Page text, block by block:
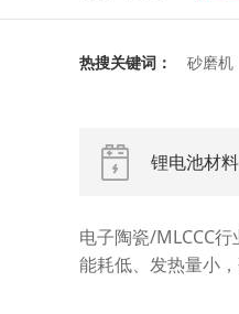
热搜关键词： 砂磨机
锂电池材料
电子陶瓷/MLCCC
能耗低、发热量小